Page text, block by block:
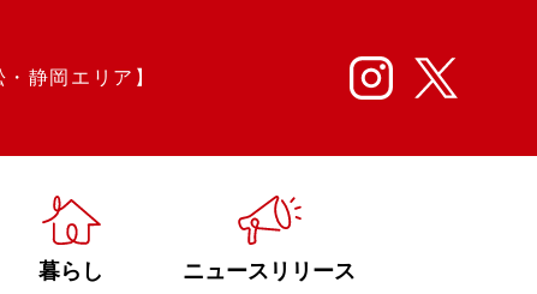
静岡エリア】
暮らし ニュースリリース